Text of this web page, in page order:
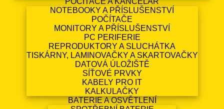
NOTEBOOKY A PŘÍSLUŠENSTVÍ
POČÍTAČE
MONITORY A PŘÍSLUŠENSTVÍ
PC PERIFERIE
REPRODUKTORY A SLUCHÁTKA
TISKÁRNY, LAMINOVAČKY A SKARTOVAČKY
DATOVÁ ÚLOŽIŠTĚ
SÍŤOVÉ PRVKY
KABELY PRO IT
KALKULAČKY
BATERIE A OSVĚTLENÍ